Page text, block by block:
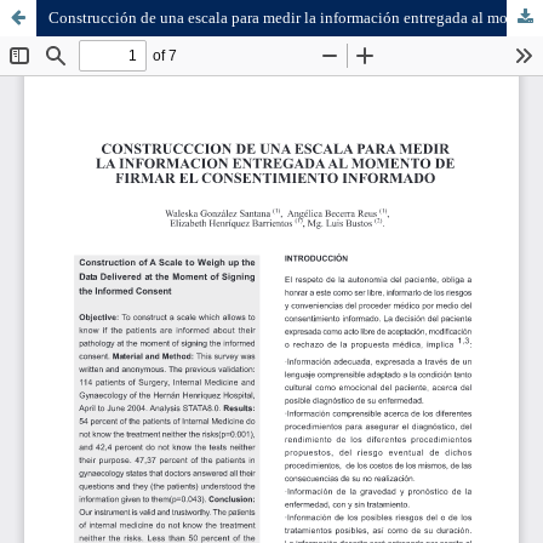
Construcción de una escala para medir la información entregada al momento de firmar el consentimiento informado.